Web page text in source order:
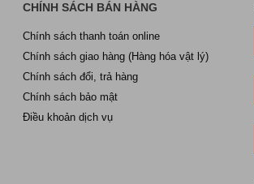
CHÍNH SÁCH BÁN HÀNG
Chính sách thanh toán online
Chính sách giao hàng (Hàng hóa vật lý)
Chính sách đổi, trả hàng
Chính sách bảo mật
Điều khoản dịch vụ